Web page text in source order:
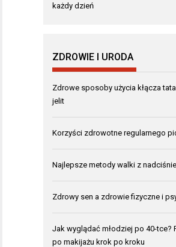
każdy dzień
ZDROWIE I URODA
Zdrowe sposoby użycia kłącza
jelit
Korzyści zdrowotne regularnego
Najlepsze metody walki z
Zdrowy sen a zdrowie fizyczne i
Jak wyglądać młodziej po 40-tce?
po makijażu krok po kroku